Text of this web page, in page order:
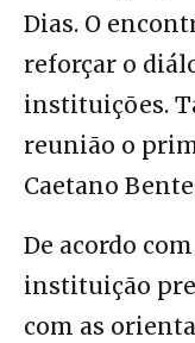
Dias. O
reforçar o
instituições.
reunião o
Caetano
De acordo
instituição
com as